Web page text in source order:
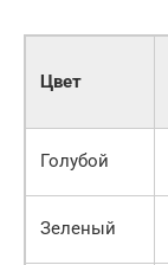
Цвет
Голубой
Зеленый